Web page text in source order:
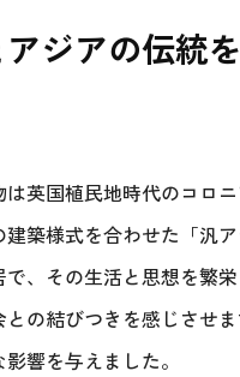
ジアの伝統
は英国植民地時代のコロ
建築様式を合わせた「汎
で、その生活と思想を繁
の結びつきを感じさせ
響を与えました。